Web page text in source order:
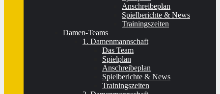
Anschreibeplan
Spielberichte & News
Trainingszeiten
Damen-Teams
1. Damenmannschaft
Das Team
Spielplan
Anschreibeplan
Spielberichte & News
Trainingszeiten